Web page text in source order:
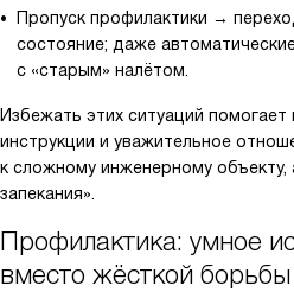
Пропуск профилактики →
состояние; даже
с «старым» налётом.
Избежать этих ситуаций помогает
инструкции и уважительное
к сложному инженерному объекту,
запекания».
Профилактика: умное
вместо жёсткой борьбы